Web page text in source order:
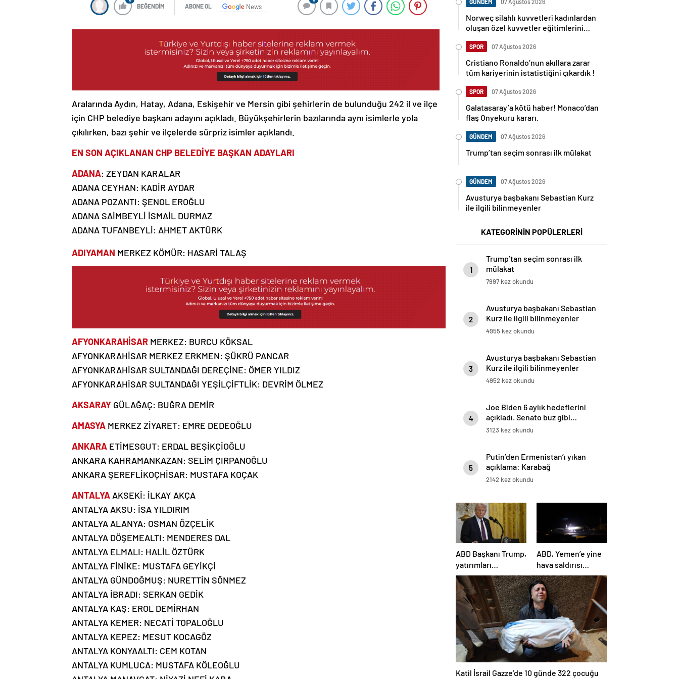
BEĞENDİM ABONE OL News
Aralarında Aydın, Hatay, Adana, Eskişehir ve Mersin gibi şehirlerin de bulunduğu 242 il ve ilçe
için CHP belediye başkanı adayını açıkladı. Büyükşehirlerin bazılarında aynı isimlerle yola
çıkılırken, bazı şehir ve ilçelerde sürpriz isimler açıklandı.
EN SON AÇIKLANAN CHP BELEDİYE BAŞKAN ADAYLARI
ADANA: ZEYDAN KARALAR
ADANA CEYHAN: KADİR AYDAR
ADANA POZANTI: ŞENOL EROĞLU
ADANA SAİMBEYLİ İSMAİL DURMAZ
ADANA TUFANBEYLİ: AHMET AKTÜRK
ADIYAMAN MERKEZ KÖMÜR: HASARİ TALAŞ
AFYONKARAHİSAR MERKEZ: BURCU KÖKSAL
AFYONKARAHİSAR MERKEZ ERKMEN: ŞÜKRÜ PANCAR
AFYONKARAHİSAR SULTANDAĞI DEREÇİNE: ÖMER YILDIZ
AFYONKARAHİSAR SULTANDAĞI YEŞİLÇİFTLİK: DEVRİM ÖLMEZ
AKSARAY GÜLAĞAÇ: BUĞRA DEMİR
AMASYA MERKEZ ZİYARET: EMRE DEDEOĞLU
ANKARA ETİMESGUT: ERDAL BEŞİKÇİOĞLU
ANKARA KAHRAMANKAZAN: SELİM ÇIRPANOĞLU
ANKARA ŞEREFLİKOÇHİSAR: MUSTAFA KOÇAK
ANTALYA AKSEKİ: İLKAY AKÇA
ANTALYA AKSU: İSA YILDIRIM
ANTALYA ALANYA: OSMAN ÖZÇELİK
ANTALYA DÖŞEMEALTI: MENDERES DAL
ANTALYA ELMALI: HALİL ÖZTÜRK
ANTALYA FİNİKE: MUSTAFA GEYİKÇİ
ANTALYA GÜNDOĞMUŞ: NURETTİN SÖNMEZ
ANTALYA İBRADI: SERKAN GEDİK
ANTALYA KAŞ: EROL DEMİRHAN
ANTALYA KEMER: NECATİ TOPALOĞLU
ANTALYA KEPEZ: MESUT KOCAGÖZ
ANTALYA KONYAALTI: CEM KOTAN
ANTALYA KUMLUCA: MUSTAFA KÖLEOĞLU
GÜNDEM 07 Ağustos 2026
Norweç silahlı kuvvetleri kadınlardan
oluşan özel kuvvetler eğitimlerini
SPOR 07 Ağustos 2026
Cristiano Ronaldo’nun akıllara zarar
tüm kariyerinin istatistiğini çıkardık !
SPOR 07 Ağustos 2026
Galatasaray’a kötü haber! Monaco’dan
flaş Onyekuru kararı.
GÜNDEM 07 Ağustos 2026
Trump’tan seçim sonrası ilk mülakat
GÜNDEM 07 Ağustos 2026
Avusturya başbakanı Sebastian Kurz
ile ilgili bilinmeyenler
KATEGORİNİN POPÜLERLERİ
1
Trump’tan seçim sonrası ilk
mülakat
7997 kez okundu
2
Avusturya başbakanı Sebastian
Kurz ile ilgili bilinmeyenler
4955 kez okundu
3
Avusturya başbakanı Sebastian
Kurz ile ilgili bilinmeyenler
4952 kez okundu
4
Joe Biden 6 aylık hedeflerini
açıkladı. Senato buz gibi…
3123 kez okundu
5
Putin’den Ermenistan’ı yıkan
açıklama: Karabağ
Azerbaycan’ın ayrılmaz bir
2142 kez okundu
ABD Başkanı Trump,
yatırımları
hızlandırmak için
yeni bir ofis kuruyor
ABD, Yemen’e yine
hava saldırısı
düzenledi
Katil İsrail Gazze’de 10 günde 322 çocuğu